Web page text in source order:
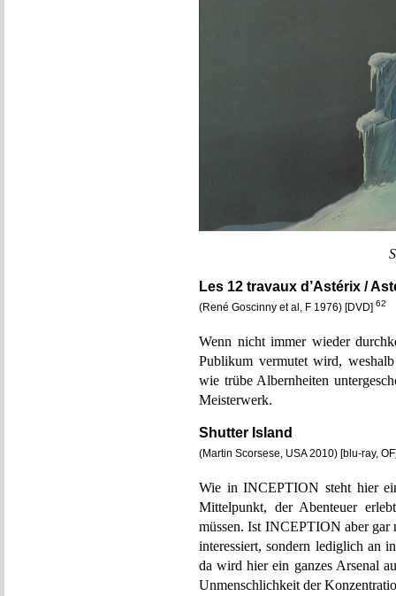
Les 12 travaux d’Astérix /
(René Goscinny et al, F 1976) [DVD] 62
Wenn nicht immer wieder
Publikum vermutet wird,
wie trübe Albernheiten
Meisterwerk.
Shutter Island
(Martin Scorsese, USA 2010) [blu-ray,
Wie in INCEPTION steht hier
Mittelpunkt, der Abenteuer
müssen. Ist INCEPTION aber gar
interessiert, sondern lediglich an
da wird hier ein ganzes Arsenal
Unmenschlichkeit der